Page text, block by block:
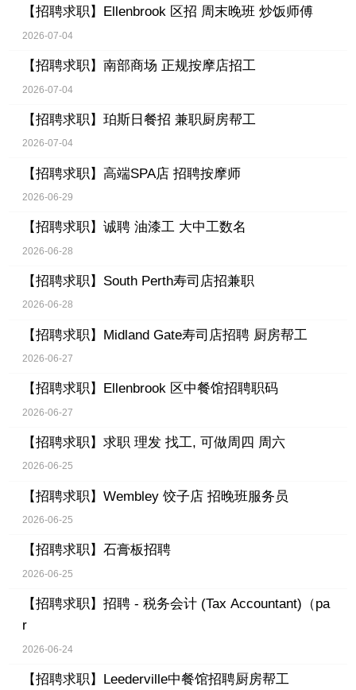
【招聘求职】 Ellenbrook 区招 周末晚班 炒饭师傅
2026-07-04
【招聘求职】 南部商场 正规按摩店招工
2026-07-04
【招聘求职】 珀斯日餐招 兼职厨房帮工
2026-07-04
【招聘求职】 高端SPA店 招聘按摩师
2026-06-29
【招聘求职】 诚聘 油漆工 大中工数名
2026-06-28
【招聘求职】 South Perth寿司店招兼职
2026-06-28
【招聘求职】 Midland Gate寿司店招聘 厨房帮工
2026-06-27
【招聘求职】 Ellenbrook 区中餐馆招聘职码
2026-06-27
【招聘求职】 求职 理发 找工, 可做周四 周六
2026-06-25
【招聘求职】 Wembley 饺子店 招晚班服务员
2026-06-25
【招聘求职】 石膏板招聘
2026-06-25
【招聘求职】 招聘 - 税务会计 (Tax Accountant)（pa
r
2026-06-24
【招聘求职】 Leederville中餐馆招聘厨房帮工